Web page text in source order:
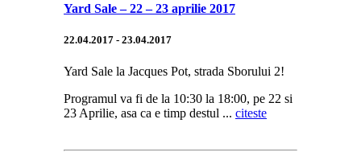
Yard Sale – 22 – 23 aprilie 2017
22.04.2017 - 23.04.2017
Yard Sale la Jacques Pot, strada Sborului 2!
Programul va fi de la 10:30 la 18:00, pe 22 si
23 Aprilie, asa ca e timp destul ... citeste